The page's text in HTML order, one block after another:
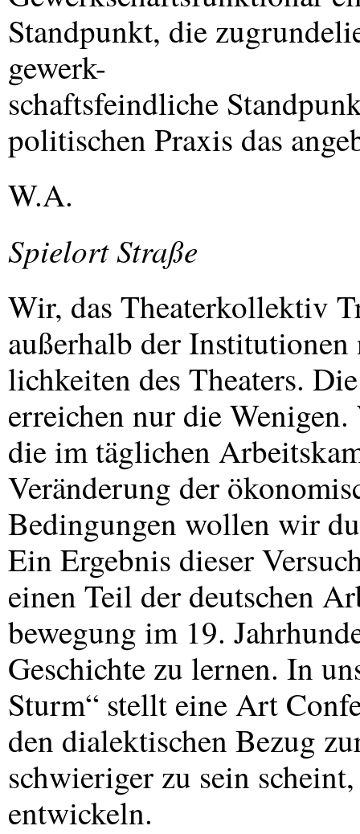
Standpunkt, die
gewerk-
schaftsfeindliche
politischen Praxis das
W.A.
Spielort Straße
Wir, das Theaterkollektiv
außerhalb der
lichkeiten des Theaters.
erreichen nur die
die im täglichen
Veränderung der
Bedingungen wollen wir
Ein Ergebnis dieser
einen Teil der deutschen
bewegung im 19.
Geschichte zu lernen. In
Sturm“ stellt eine Art
den dialektischen Bezug
schwieriger zu sein
entwickeln.